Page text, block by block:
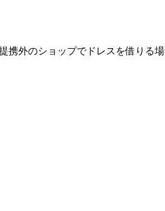
外のショップでドレスを借りる